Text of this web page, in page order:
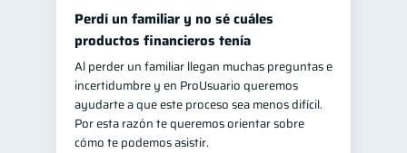
Inclusión financiera 22
Bienestar financiero 22
Finanzas para mujeres 20
Seguridad financiera 13
Salud financiera 12
Perdí un familiar y no sé cuáles
productos financieros tenía
Al perder un familiar llegan muchas preguntas e
incertidumbre y en ProUsuario queremos
ayudarte a que este proceso sea menos difícil.
Por esta razón te queremos orientar sobre
cómo te podemos asistir.